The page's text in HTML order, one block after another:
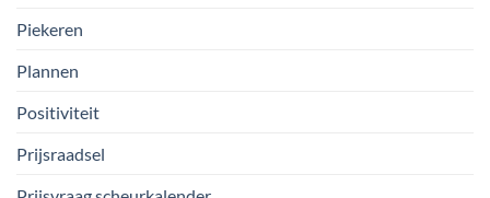
Piekeren
Plannen
Positiviteit
Prijsraadsel